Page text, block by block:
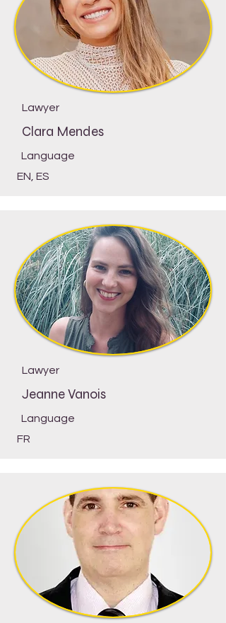
Lawyer
Clara Mendes
Language
EN, ES
Lawyer
Jeanne Vanois
Language
FR